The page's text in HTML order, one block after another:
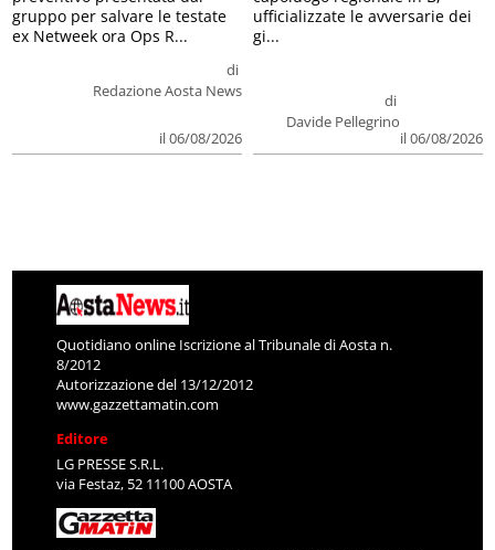
di
Redazione Aosta News
il 06/08/2026
gruppo per salvare le testate
ex Netweek ora Ops R...
di
Davide Pellegrino
il 06/08/2026
ufficializzate le avversarie dei
gi...
Quotidiano online Iscrizione al Tribunale di Aosta n.
8/2012
Autorizzazione del 13/12/2012
www.gazzettamatin.com
Editore
LG PRESSE S.R.L.
via Festaz, 52 11100 AOSTA